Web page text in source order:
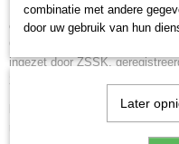
Vierassige ketelwagen met
ongeïsoleerde ketel en trapje
Goederenwagen van KVG
ingezet door ZSSK,
2010.
Draaistellen in moderne
combinatie met andere
door uw gebruik van hun
Later